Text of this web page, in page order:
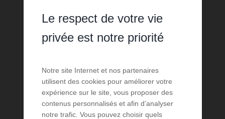
Le respect de votre vie
privée est notre priorité
Notre site Internet et nos partenaires
utilisent des cookies pour améliorer votre
expérience sur le site, vous proposer des
contenus personnalisés et afin d’analyser
notre trafic. Vous pouvez choisir quels